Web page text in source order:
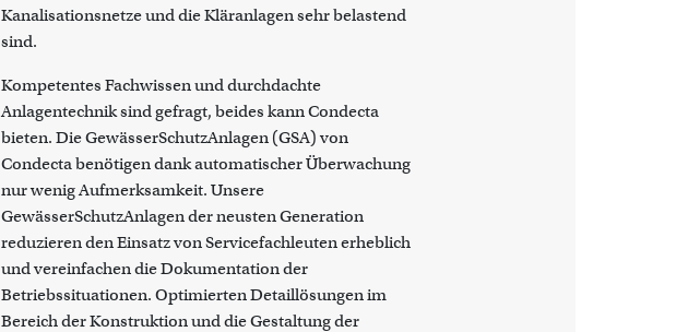
Kanalisationsnetze und die Kläranlagen sehr belastend
sind.
Kompetentes Fachwissen und durchdachte
Anlagentechnik sind gefragt, beides kann Condecta
bieten. Die GewässerSchutzAnlagen (GSA) von
Condecta benötigen dank automatischer Überwachung
nur wenig Aufmerksamkeit. Unsere
GewässerSchutzAnlagen der neusten Generation
reduzieren den Einsatz von Servicefachleuten erheblich
und vereinfachen die Dokumentation der
Betriebssituationen. Optimierten Detaillösungen im
Bereich der Konstruktion und die Gestaltung der